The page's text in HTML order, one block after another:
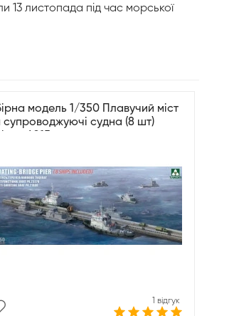
13 листопада під час морської
модель 1/350 Плавучий міст
супроводжуючі судна (8 шт)
1 відгук